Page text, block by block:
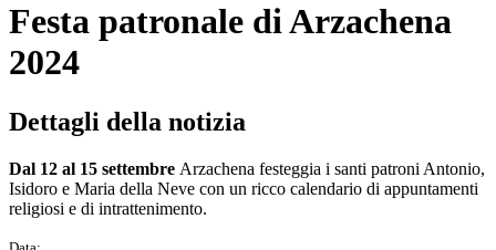
Festa patronale di Arzachena
2024
Dettagli della notizia
Dal 12 al 15 settembre Arzachena festeggia i santi patroni Antonio,
Isidoro e Maria della Neve con un ricco calendario di appuntamenti
religiosi e di intrattenimento.